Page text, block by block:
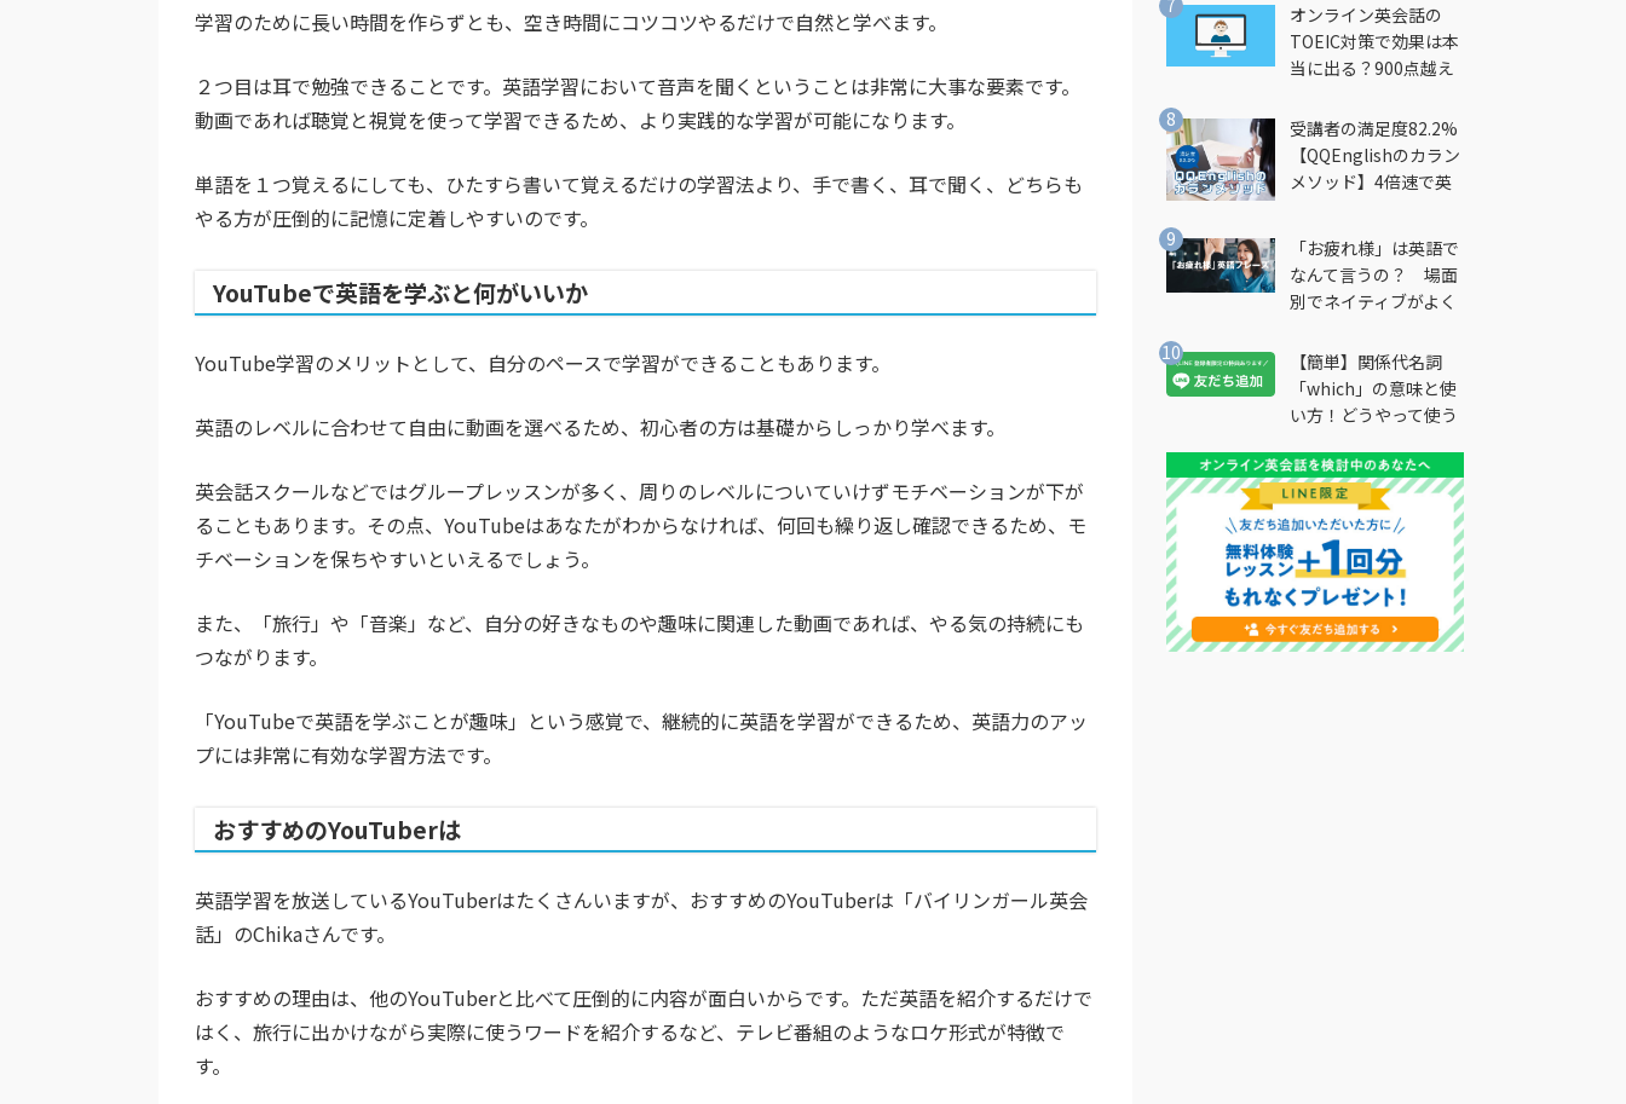
学習のために長い時間を作らずとも、空き時間にコツコツやるだけで自然と学べます。
２つ目は耳で勉強できることです。英語学習において音声を聞くということは非常に大事な要素です。
動画であれば聴覚と視覚を使って学習できるため、より実践的な学習が可能になります。
単語を１つ覚えるにしても、ひたすら書いて覚えるだけの学習法より、手で書く、耳で聞く、どちらも
やる方が圧倒的に記憶に定着しやすいのです。
YouTubeで英語を学ぶと何がいいか
YouTube学習のメリットとして、自分のペースで学習ができることもあります。
英語のレベルに合わせて自由に動画を選べるため、初心者の方は基礎からしっかり学べます。
英会話スクールなどではグループレッスンが多く、周りのレベルについていけずモチベーションが下が
ることもあります。その点、YouTubeはあなたがわからなければ、何回も繰り返し確認できるため、モ
チベーションを保ちやすいといえるでしょう。
また、「旅行」や「音楽」など、自分の好きなものや趣味に関連した動画であれば、やる気の持続にも
つながります。
「YouTubeで英語を学ぶことが趣味」という感覚で、継続的に英語を学習ができるため、英語力のアッ
プには非常に有効な学習方法です。
おすすめのYouTuberは
英語学習を放送しているYouTuberはたくさんいますが、おすすめのYouTuberは「バイリンガール英会
話」のChikaさんです。
おすすめの理由は、他のYouTuberと比べて圧倒的に内容が面白いからです。ただ英語を紹介するだけで
はく、旅行に出かけながら実際に使うワードを紹介するなど、テレビ番組のようなロケ形式が特徴で
す。
オンライン英会話の
TOEIC対策で効果は本
当に出る？900点越え
受講者の満足度82.2%
【QQEnglishのカラン
メソッド】4倍速で英
法とは？
「お疲れ様」は英語で
なんて言うの？ 場面
別でネイティブがよく
説
【簡単】関係代名詞
「which」の意味と使
い方！どうやって使う